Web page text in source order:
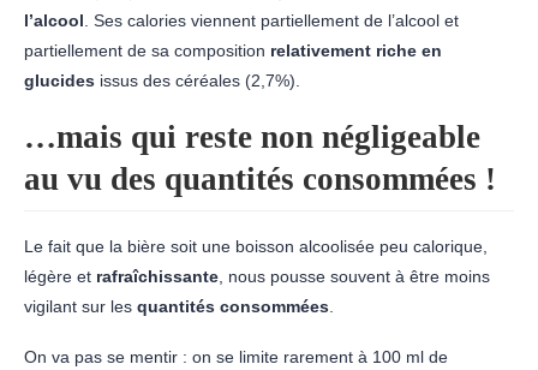
l’alcool . Ses calories viennent partiellement de l’alcool et
partiellement de sa composition relativement riche en
glucides issus des céréales (2,7%).
…mais qui reste non négligeable
au vu des quantités consommées !
Le fait que la bière soit une boisson alcoolisée peu calorique,
légère et rafraîchissante , nous pousse souvent à être moins
vigilant sur les quantités consommées
On va pas se mentir : on se limite rarement à 100 ml de